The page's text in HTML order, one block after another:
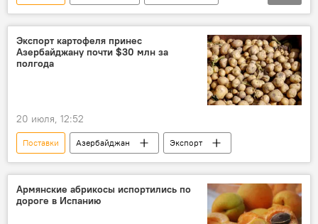
Испания
фрукты
Экспорт картофеля принес
Азербайджану почти $30 млн за
полгода
20 июля, 12:52
Поставки Азербайджан Экспорт
Армянские абрикосы испортились по
дороге в Испанию